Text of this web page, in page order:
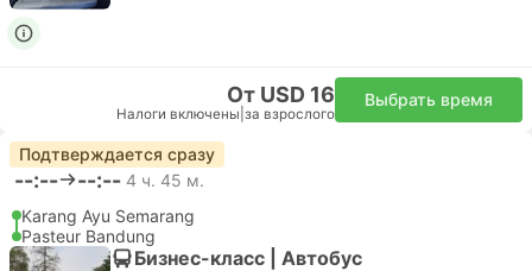
От USD 16
Налоги включены за взрослого
Выбрать время
Подтверждается сразу
--:-- --:-- 4 ч. 45 м.
Karang Ayu Semarang
Pasteur Bandung
Бизнес-класс | Автобус